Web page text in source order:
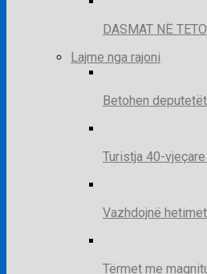
DASMAT NË
Lajme nga rajoni
Betohen
Turistja 40-
Vazhdojnë
Tërmet me